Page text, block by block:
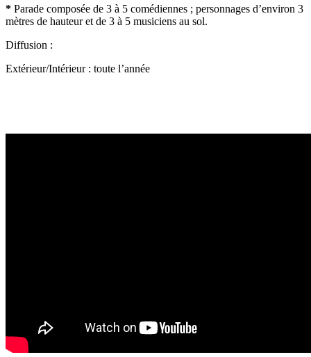
* Parade composée de 3 à 5 comédiennes ; personnages d’environ 3
mètres de hauteur et de 3 à 5 musiciens au sol.
Diffusion :
Extérieur/Intérieur : toute l’année